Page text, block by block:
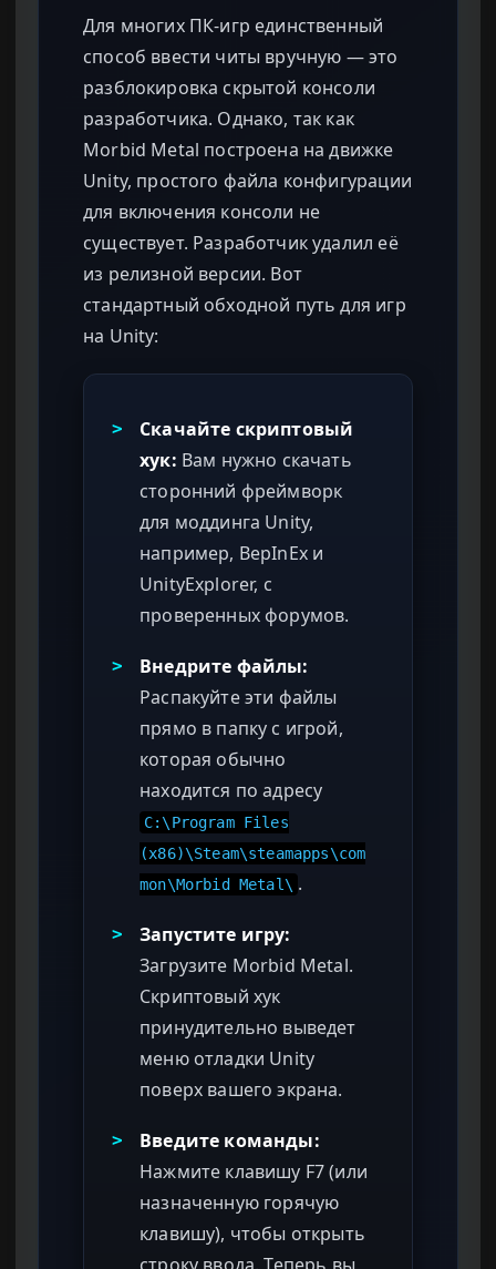
Для многих ПК-игр единственный
способ ввести читы вручную — это
разблокировка скрытой консоли
разработчика. Однако, так как
Morbid Metal построена на движке
Unity, простого файла конфигурации
для включения консоли не
существует. Разработчик удалил её
из релизной версии. Вот
стандартный обходной путь для игр
на Unity:
>
Скачайте скриптовый
хук: Вам нужно скачать
сторонний фреймворк
для моддинга Unity,
например, BepInEx и
UnityExplorer, с
проверенных форумов.
>
Внедрите файлы:
Распакуйте эти файлы
прямо в папку с игрой,
которая обычно
находится по адресу
C:\Program Files
(x86)\Steam\steamapps\com
mon\Morbid Metal\ .
>
Запустите игру:
Загрузите Morbid Metal.
Скриптовый хук
принудительно выведет
меню отладки Unity
поверх вашего экрана.
>
Введите команды:
Нажмите клавишу F7 (или
назначенную горячую
клавишу), чтобы открыть
строку ввода. Теперь вы